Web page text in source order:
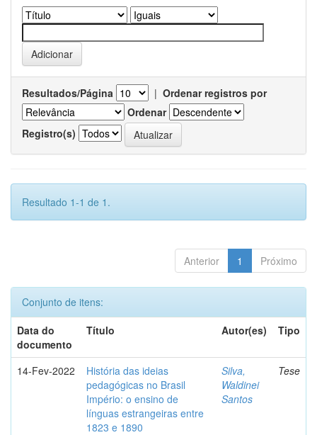
Resultados/Página | Ordenar registros por
Ordenar
Registro(s)
Resultado 1-1 de 1.
Anterior 1 Próximo
Conjunto de itens:
Data do
documento
Título Autor(es) Tipo
14-Fev-2022
História das ideias
pedagógicas no Brasil
Império: o ensino de
línguas estrangeiras entre
1823 e 1890
Silva,
Waldinei
Santos
Tese